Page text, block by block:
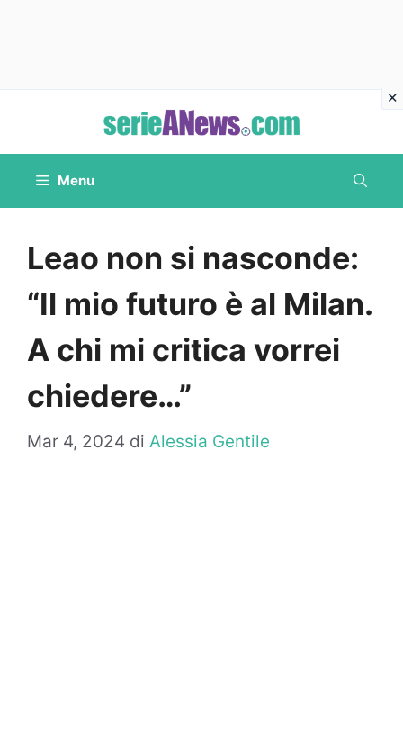
contenuto
Menu
Leao non si nasconde:
“Il mio futuro è al Milan.
A chi mi critica vorrei
chiedere…”
Mar 4, 2024 di Alessia Gentile